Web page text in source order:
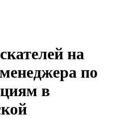
на
по
в